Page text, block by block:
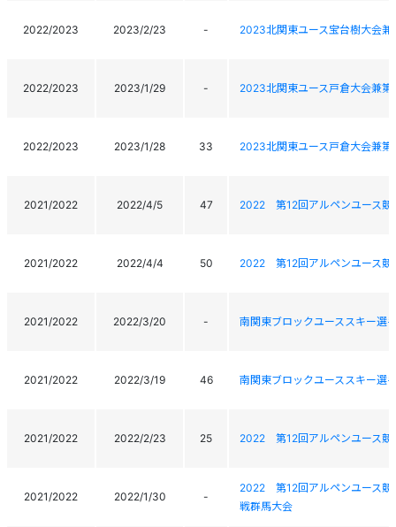
2022/2023 2023/2/23 - 2023北関東ユース宝台樹大会
2022/2023 2023/1/29 - 2023北関東ユース戸倉大会兼
2022/2023 2023/1/28 33 2023北関東ユース戸倉大会兼
2021/2022 2022/4/5 47 2022 第12回アルペンユース競
2021/2022 2022/4/4 50 2022 第12回アルペンユース競
2021/2022 2022/3/20 - 南関東ブロックユーススキー選
2021/2022 2022/3/19 46 南関東ブロックユーススキー選
2021/2022 2022/2/23 25 2022 第12回アルペンユース競
2021/2022 2022/1/30 -
2022 第12回アルペンユース競
戦群馬大会